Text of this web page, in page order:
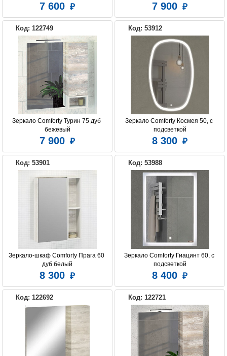
7 600 7 900
Код: 122749
Зеркало Comforty Турин 75 дуб
бежевый
7 900
Код: 53912
Зеркало Comforty Космея 50, с
подсветкой
8 300
Код: 53901
Зеркало-шкаф Comforty Прага 60
дуб белый
8 300
Код: 53988
Зеркало Comforty Гиацинт 60, с
подсветкой
8 400
Код: 122692 Код: 122721